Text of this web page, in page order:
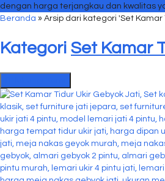
dengan harga terjangkau dan kwalitas
Beranda » Arsip dari kategori 'Set Kamar
Kategori Set Kamar